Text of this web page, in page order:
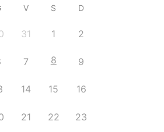
V S D
31 1 2
7 8 9
14 15 16
21 22 23